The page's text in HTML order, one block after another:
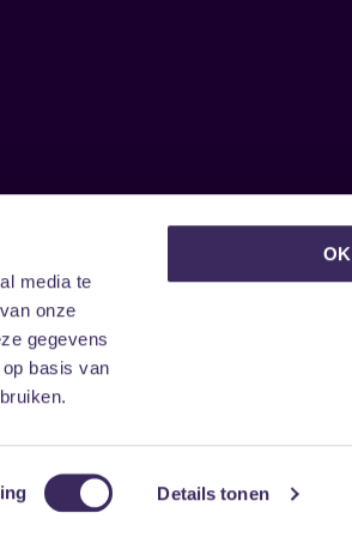
media te
onze
gegevens
basis van
Details tonen
OK
ontvangen?